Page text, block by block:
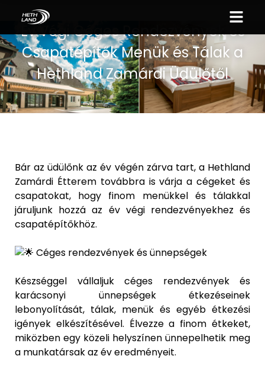
Év Végi Céges Rendezvények és
Csapatépítők Menük és Tálak a
Hethland Zamárdi Üdülőtől
Bár az üdülőnk az év végén zárva tart, a Hethland
Zamárdi Étterem továbbra is várja a cégeket és
csapatokat, hogy finom menükkel és tálakkal
járuljunk hozzá az év végi rendezvényekhez és
csapatépítőkhöz.
Céges rendezvények és ünnepségek
Készséggel vállaljuk céges rendezvények és
karácsonyi ünnepségek étkezéseinek
lebonyolítását, tálak, menük és egyéb étkezési
igények elkészítésével. Élvezze a finom étkeket,
miközben egy közeli helyszínen ünnepelhetik meg
a munkatársak az év eredményeit.